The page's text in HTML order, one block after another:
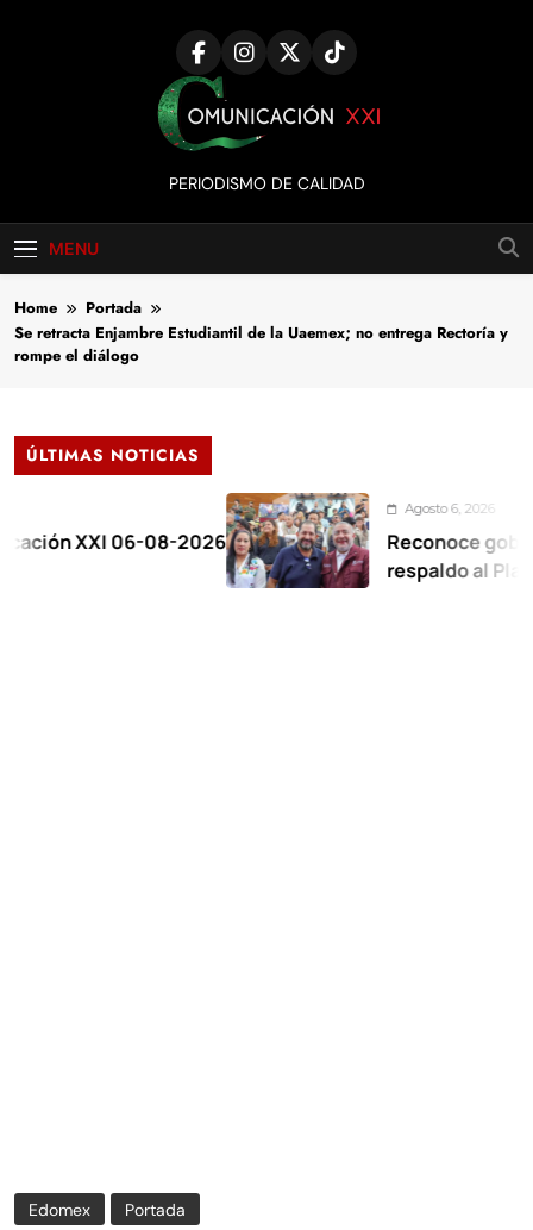
Comunicación
XXI
PERIODISMO DE CALIDAD
MENU
Home
Portada
Se retracta Enjambre Estudiantil de la Uaemex; no entrega Rectoría y
rompe el diálogo
ÚLTIMAS NOTICIAS
06-08-2026
Agosto 6, 2026
Reconoce gobernadora
respaldo al Plan de la
Edomex Portada